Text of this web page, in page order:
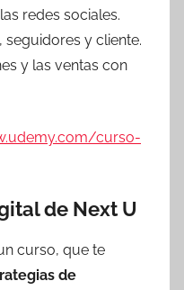
redes sociales.
y cliente.
y las ventas con
curso-
de Next U
curso, que te
de